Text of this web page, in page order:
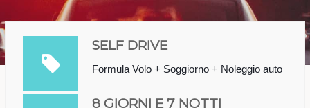
SELF DRIVE
Formula Volo + Soggiorno + Noleggio auto
8 GIORNI E 7 NOTTI